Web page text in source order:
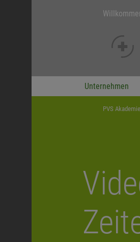
Unternehmen
PVS Akademie